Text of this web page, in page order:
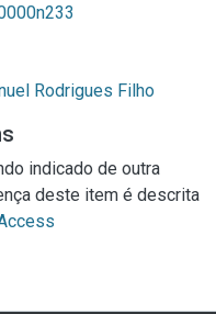
Rodrigues Filho
indicado de outra
deste item é descrita